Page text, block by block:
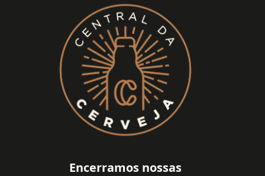
Encerramos nossas